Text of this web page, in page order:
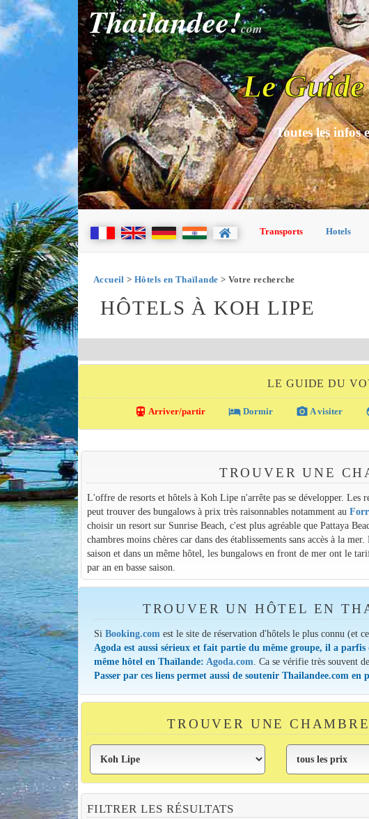
Thailandee!com
Le
Toutes les infos
Transports Hotels
Accueil > Hôtels en Thaïlande > Votre recherche
HÔTELS À KOH LIPE
LE GUIDE DU
directions_transit Arriver/partir local_hotel Dormir photo_camera A visiter
TROUVER UNE
L'offre de resorts et hôtels à Koh Lipe n'arrête pas se développer. Les
peut trouver des bungalows à prix très raisonnables notamment au
choisir un resort sur Sunrise Beach, c'est plus agréable que Pattaya
chambres moins chères car dans des établissements sans accès à la
saison et dans un même hôtel, les bungalows en front de mer ont le
par an en basse saison.
TROUVER UN HÔTEL EN
SiBooking.com est le site de réservation d'hôtels le plus connu (et
Agoda est aussi sérieux et fait partie du même groupe, il a
même hôtel en Thaïlande: Agoda.com . Ca se vérifie très souvent
Passer par ces liens permet aussi de soutenir Thailandee.com
TROUVER UNE
FILTRER LES RÉSULTATS